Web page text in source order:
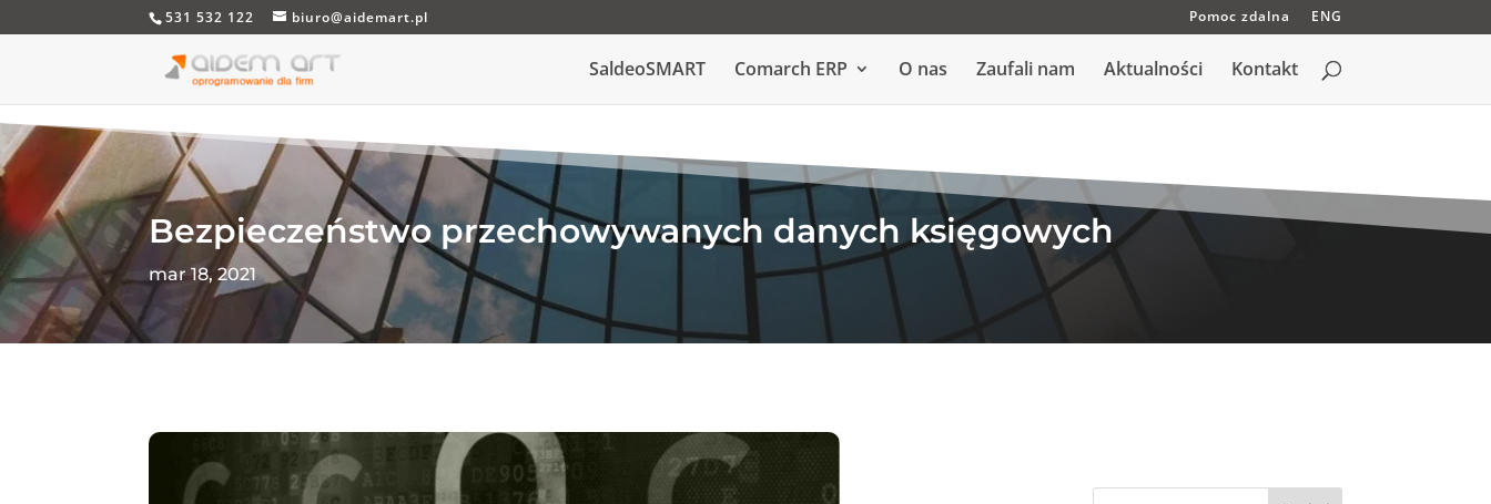
531 532 122 biuro@aidemart.pl Pomoc zdalna ENG
SaldeoSMART Comarch ERP O nas Zaufali nam Aktualności Kontakt
Bezpieczeństwo przechowywanych danych księgowych
mar 18, 2021